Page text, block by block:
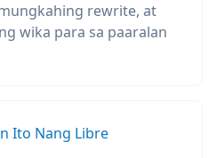
rewrite, at
wika para sa paaralan
Ito Nang Libre